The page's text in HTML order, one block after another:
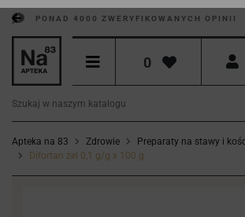
PONAD 4000 ZWERYFIKOWANYCH OPINII
0
Apteka na 83 Zdrowie Preparaty na stawy i
Difortan żel 0,1 g/g x 100 g